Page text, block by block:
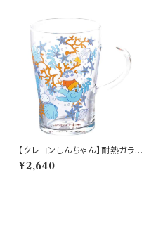
【クレヨンしんちゃん】耐熱ガラス
マグ（貝がら）【CS40】CS41-81
5
¥2,640